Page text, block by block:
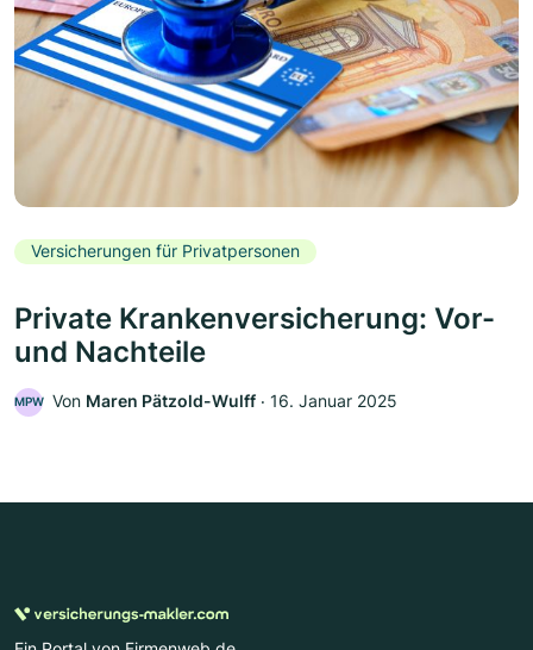
Versicherungen für Privatpersonen
Private Krankenversicherung: Vor-
und Nachteile
MPW Von Maren Pätzold-Wulff ‧ 16. Januar 2025